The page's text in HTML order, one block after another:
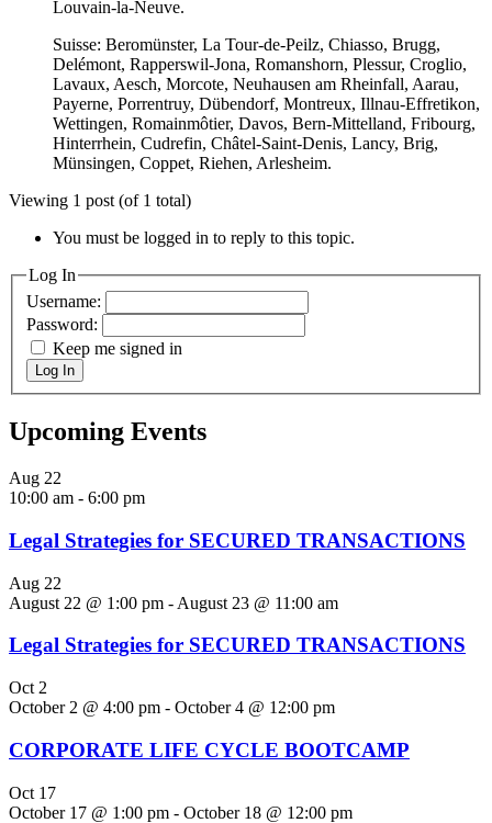
Louvain-la-Neuve.
Suisse: Beromünster, La Tour-de-Peilz, Chiasso, Brugg,
Delémont, Rapperswil-Jona, Romanshorn, Plessur, Croglio,
Lavaux, Aesch, Morcote, Neuhausen am Rheinfall, Aarau,
Payerne, Porrentruy, Dübendorf, Montreux, Illnau-Effretikon,
Wettingen, Romainmôtier, Davos, Bern-Mittelland, Fribourg,
Hinterrhein, Cudrefin, Châtel-Saint-Denis, Lancy, Brig,
Münsingen, Coppet, Riehen, Arlesheim.
Viewing 1 post (of 1 total)
You must be logged in to reply to this topic.
Log In
Username:
Password:
Keep me signed in
Log In
Upcoming Events
Aug 22
10:00 am - 6:00 pm
Legal Strategies for SECURED TRANSACTIONS
Aug 22
August 22 @ 1:00 pm - August 23 @ 11:00 am
Legal Strategies for SECURED TRANSACTIONS
Oct 2
October 2 @ 4:00 pm - October 4 @ 12:00 pm
CORPORATE LIFE CYCLE BOOTCAMP
Oct 17
October 17 @ 1:00 pm - October 18 @ 12:00 pm